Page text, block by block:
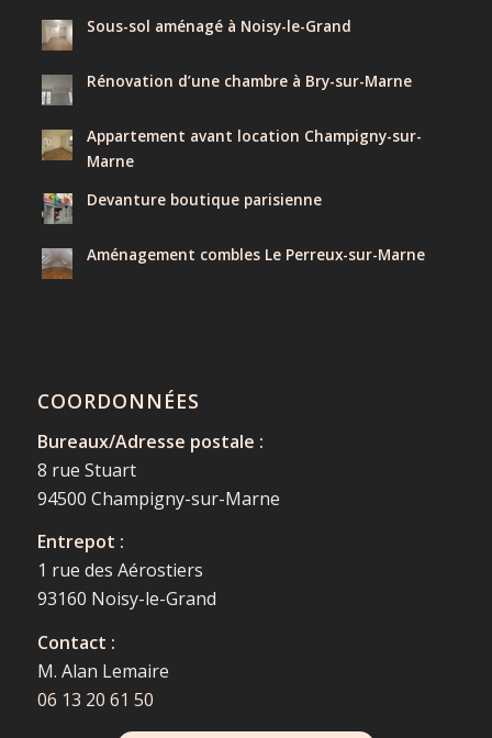
Sous-sol aménagé à Noisy-le-Grand
Rénovation d’une chambre à Bry-sur-Marne
Appartement avant location Champigny-sur-
Marne
Devanture boutique parisienne
Aménagement combles Le Perreux-sur-Marne
COORDONNÉES
Bureaux/Adresse postale :
8 rue Stuart
94500 Champigny-sur-Marne
Entrepot :
1 rue des Aérostiers
93160 Noisy-le-Grand
Contact :
M. Alan Lemaire
06 13 20 61 50